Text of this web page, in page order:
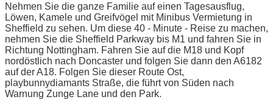
Nehmen Sie die ganze Familie auf einen Tagesausflug,
Löwen, Kamele und Greifvögel mit Minibus Vermietung in
Sheffield zu sehen. Um diese 40 - Minute - Reise zu machen,
nehmen Sie die Sheffield Parkway bis M1 und fahren Sie in
Richtung Nottingham. Fahren Sie auf die M18 und Kopf
nordöstlich nach Doncaster und folgen Sie dann den A6182
auf der A18. Folgen Sie dieser Route Ost,
playbunnydiamants Straße, die führt von Süden nach
Warnung Zunge Lane und den Park.